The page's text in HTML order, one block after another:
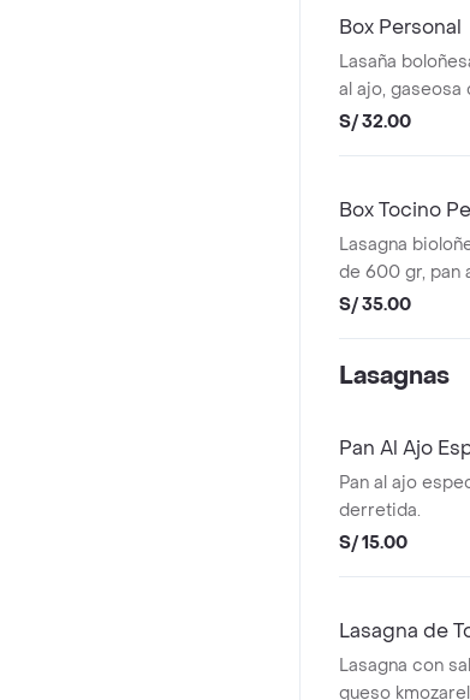
Box Personal
Lasaña
al ajo,
S/ 32.00
Box Tocino
Lasagna
de 600 gr, pan
a elección.
S/ 35.00
Lasagnas
Pan Al Ajo
Pan al ajo
derretida.
S/ 15.00
Lasagna de
Lasagna con
queso